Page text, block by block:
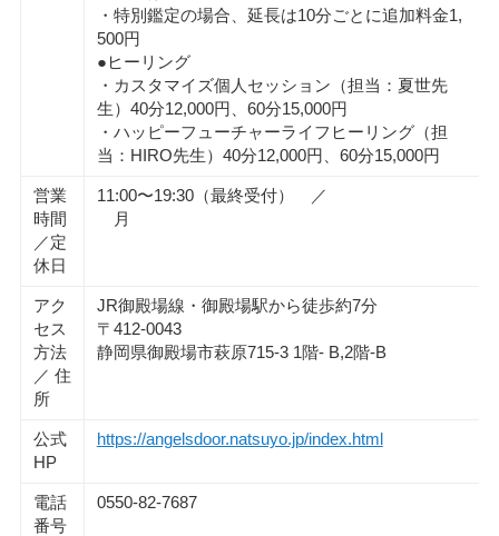
・特別鑑定の場合、延長は10分ごとに追加料金1,
500円
●ヒーリング
・カスタマイズ個人セッション（担当：夏世先
生）40分12,000円、60分15,000円
・ハッピーフューチャーライフヒーリング（担
当：HIRO先生）40分12,000円、60分15,000円
営業
時間
／定
休日
11:00〜19:30（最終受付） ／
月
アク
セス
方法
／ 住
所
JR御殿場線・御殿場駅から徒歩約7分
〒412-0043
静岡県御殿場市萩原715-3 1階- B,2階-B
公式
HP
https://angelsdoor.natsuyo.jp/index.html
電話
番号
0550-82-7687